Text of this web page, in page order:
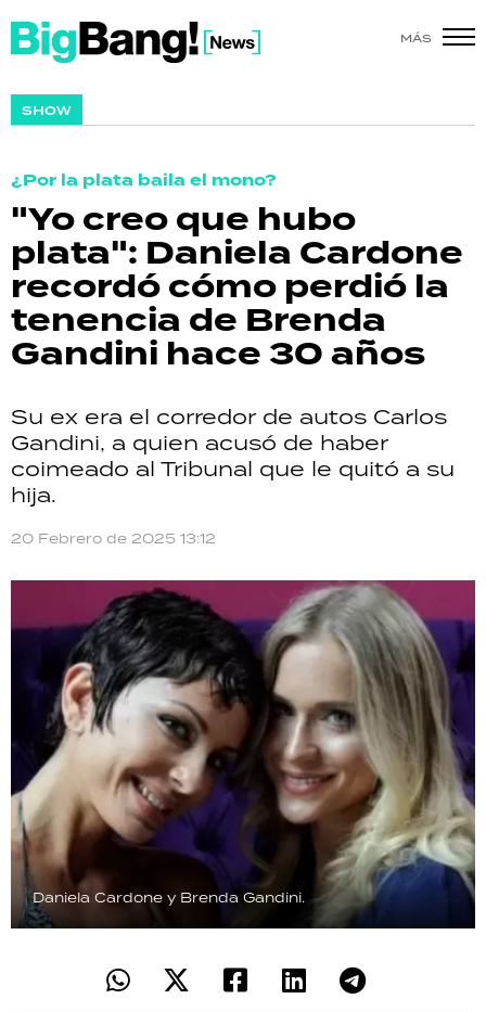
MÁS
SHOW
¿Por la plata baila el mono?
"Yo creo que hubo
plata": Daniela Cardone
recordó cómo perdió la
tenencia de Brenda
Gandini hace 30 años
Su ex era el corredor de autos Carlos
Gandini, a quien acusó de haber
coimeado al Tribunal que le quitó a su
hija.
20 Febrero de 2025 13:12
Daniela Cardone y Brenda Gandini.
SHOW
ACTUALIDAD
POLICIALES
ECONOMÍA
GRAN HERMANO
SALUD
DEPORTES
TECNOLOGÍA
RECETAS
PALABRAS
HORÓSCOPO
Seguinos